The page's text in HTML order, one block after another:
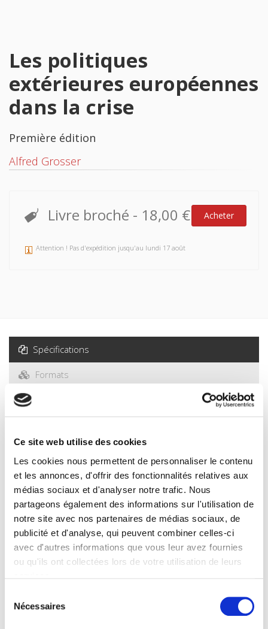
Ce site web utilise des cookies
Les cookies nous permettent de personnaliser le contenu
et les annonces, d'offrir des fonctionnalités relatives aux
médias sociaux et d'analyser notre trafic. Nous
partageons également des informations sur l'utilisation de
notre site avec nos partenaires de médias sociaux, de
publicité et d'analyse, qui peuvent combiner celles-ci
avec d'autres informations que vous leur avez fournies
ou qu'ils ont collectées lors de votre utilisation de leurs
Nécessaires
Les politiques
extérieures européennes
dans la crise
Première édition
Alfred Grosser
Livre broché - 18,00 € Acheter
Attention ! Pas d'expédition jusqu'au lundi 17 août
Spécifications
Formats
Spécifications
Presses de Sciences Po
Alfred Grosser
Collection
Académique
Langue
français
Code publique Onix